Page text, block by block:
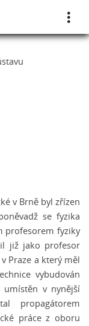
v Brně byl zřízen
se fyzika
profesorem fyziky
již jako profesor
Praze a který měl
vybudován
umístěn v nynější
propagátorem
práce z oboru